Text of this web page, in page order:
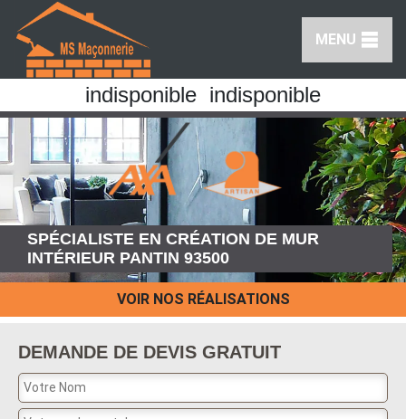
MENU
indisponible indisponible
SPÉCIALISTE EN CRÉATION DE MUR
INTÉRIEUR PANTIN 93500
VOIR NOS RÉALISATIONS
DEMANDE DE DEVIS GRATUIT